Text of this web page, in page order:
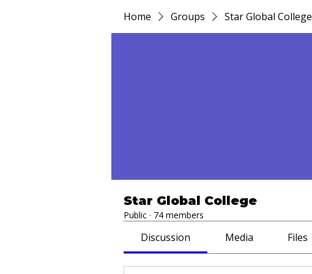
Home Groups Star Global College
Star Global College
Public · 74 members
Discussion Media Files